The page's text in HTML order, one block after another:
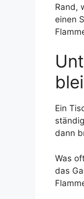
Rand,
einen
Ein
dann
Was
das